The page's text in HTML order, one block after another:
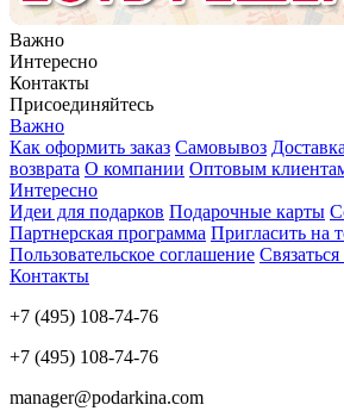
Важно
Интересно
Контакты
Присоединяйтесь
Важно
Как оформить заказ Самовывоз Доставка
возврата О компании Оптовым
Интересно
Идеи для подарков Подарочные карты
Партнерская программа Пригласить на
Пользовательское соглашение
Контакты
+7 (495) 108-74-76
+7 (495) 108-74-76
manager@podarkina.com